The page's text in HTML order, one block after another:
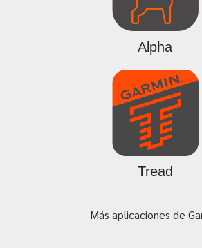
Alpha
Tread
Más aplicaciones de